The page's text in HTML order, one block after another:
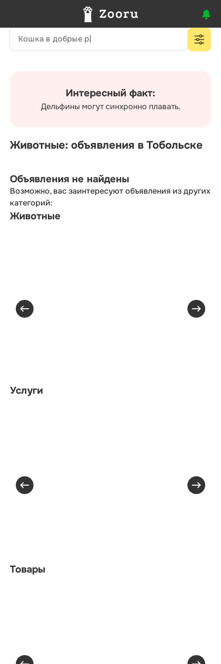
Интересный факт:
Дельфины могут синхронно плавать.
Животные: объявления в Тобольске
Объявления не найдены
Возможно, вас заинтересуют объявления из других
категорий:
Животные
Услуги
Товары